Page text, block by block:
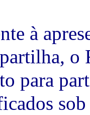
à
o
para